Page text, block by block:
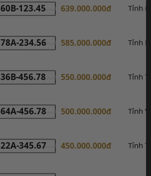
60B-123.45 639.000.000đ Tỉnh
78A-234.56 585.000.000đ Tỉnh
36B-456.78 550.000.000đ Tỉnh
64A-456.78 500.000.000đ Tỉnh
22A-345.67 450.000.000đ Tỉnh